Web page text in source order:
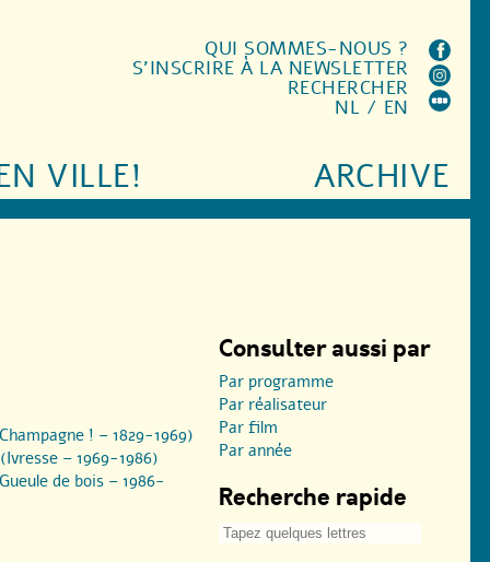
VILLE! ARCHIVE
QUI SOMMES-NOUS ?
S'INSCRIRE À LA NEWSLETTER
RECHERCHER
NL / EN
Consulter aussi par
Par programme
Par réalisateur
Par film
Par année
Recherche rapide
! – 1829-1969)
– 1969-1986)
de bois – 1986-